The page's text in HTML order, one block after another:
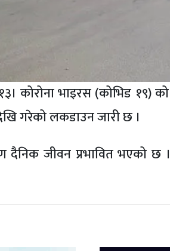
कोरोना भाइरस (कोभिड १९)
गरेको लकडाउन जारी छ ।
जीवन प्रभावित भएको